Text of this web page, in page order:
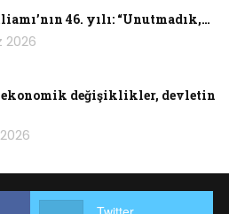
bizden çaldıklarıdır.
için bizden çaldıkları
‘Yeri burası değil’ diyerek
46. yılı: “Unutmadık,…
2026
ekonomik değişiklikler, devletin